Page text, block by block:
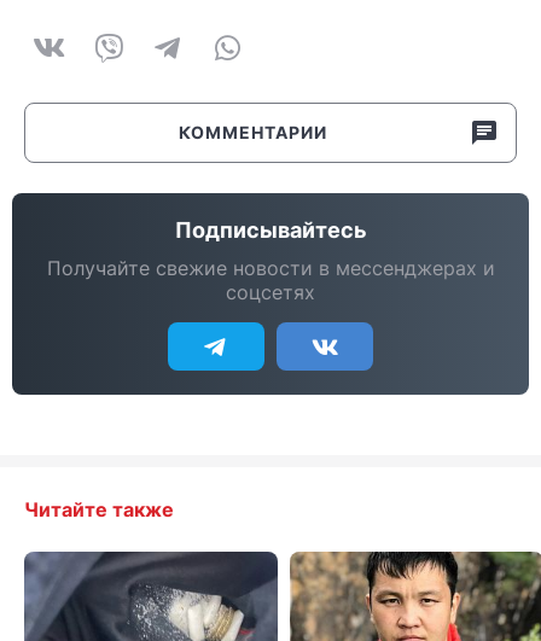
КОММЕНТАРИИ
Подписывайтесь
Получайте свежие новости в мессенджерах и
соцсетях
Читайте также